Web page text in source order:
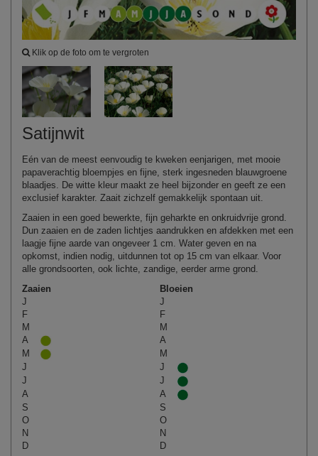
Klik op de foto om te vergroten
Satijnwit
Eén van de meest eenvoudig te kweken eenjarigen, met mooie
papaverachtig bloempjes en fijne, sterk ingesneden blauwgroene
blaadjes. De witte kleur maakt ze heel bijzonder en geeft ze een
exclusief karakter. Zaait zichzelf gemakkelijk spontaan uit.
Zaaien in een goed bewerkte, fijn geharkte en onkruidvrije grond.
Dun zaaien en de zaden lichtjes aandrukken en afdekken met een
laagje fijne aarde van ongeveer 1 cm. Water geven en na
opkomst, indien nodig, uitdunnen tot op 15 cm van elkaar. Voor
alle grondsoorten, ook lichte, zandige, eerder arme grond.
Zaaien
Bloeien
J
J
F
F
M
M
A
A
M
M
J
J
J
J
A
A
S
S
O
O
N
N
D
D